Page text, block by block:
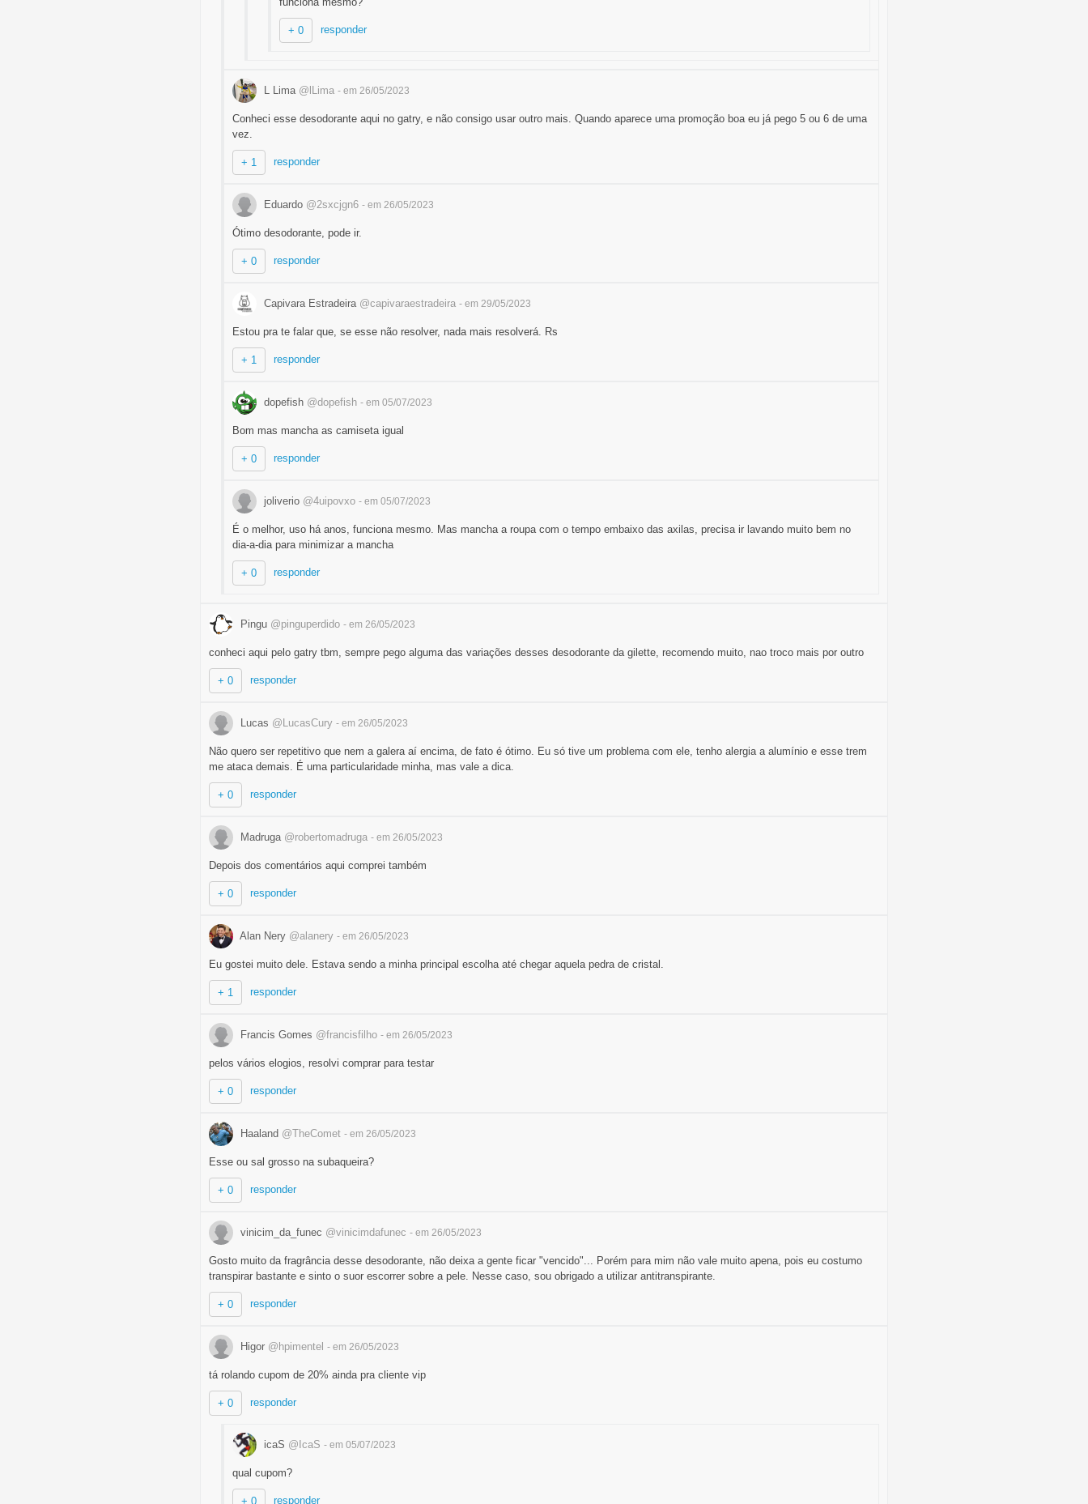
+ 0 responder
L Lima @lLima - em 26/05/2023
Conheci esse desodorante aqui no gatry, e não consigo usar outro mais. Quando aparece uma promoção boa eu já pego 5 ou 6 de uma
vez.
+ 1 responder
Eduardo @2sxcjgn6 - em 26/05/2023
Ótimo desodorante, pode ir.
+ 0 responder
Capivara Estradeira @capivaraestradeira - em 29/05/2023
Estou pra te falar que, se esse não resolver, nada mais resolverá. Rs
+ 1 responder
dopefish @dopefish - em 05/07/2023
Bom mas mancha as camiseta igual
+ 0 responder
joliverio @4uipovxo - em 05/07/2023
É o melhor, uso há anos, funciona mesmo. Mas mancha a roupa com o tempo embaixo das axilas, precisa ir lavando muito bem no
dia-a-dia para minimizar a mancha
+ 0 responder
Pingu @pinguperdido - em 26/05/2023
conheci aqui pelo gatry tbm, sempre pego alguma das variações desses desodorante da gilette, recomendo muito, nao troco mais por outro
+ 0 responder
Lucas @LucasCury - em 26/05/2023
Não quero ser repetitivo que nem a galera aí encima, de fato é ótimo. Eu só tive um problema com ele, tenho alergia a alumínio e esse trem
me ataca demais. É uma particularidade minha, mas vale a dica.
+ 0 responder
Madruga @robertomadruga - em 26/05/2023
Depois dos comentários aqui comprei também
+ 0 responder
Alan Nery @alanery - em 26/05/2023
Eu gostei muito dele. Estava sendo a minha principal escolha até chegar aquela pedra de cristal.
+ 1 responder
Francis Gomes @francisfilho - em 26/05/2023
pelos vários elogios, resolvi comprar para testar
+ 0 responder
Haaland @TheComet - em 26/05/2023
Esse ou sal grosso na subaqueira?
+ 0 responder
vinicim_da_funec @vinicimdafunec - em 26/05/2023
Gosto muito da fragrância desse desodorante, não deixa a gente ficar "vencido"... Porém para mim não vale muito apena, pois eu costumo
transpirar bastante e sinto o suor escorrer sobre a pele. Nesse caso, sou obrigado a utilizar antitranspirante.
+ 0 responder
Higor @hpimentel - em 26/05/2023
tá rolando cupom de 20% ainda pra cliente vip
+ 0 responder
icaS @IcaS - em 05/07/2023
qual cupom?
+ 0 responder